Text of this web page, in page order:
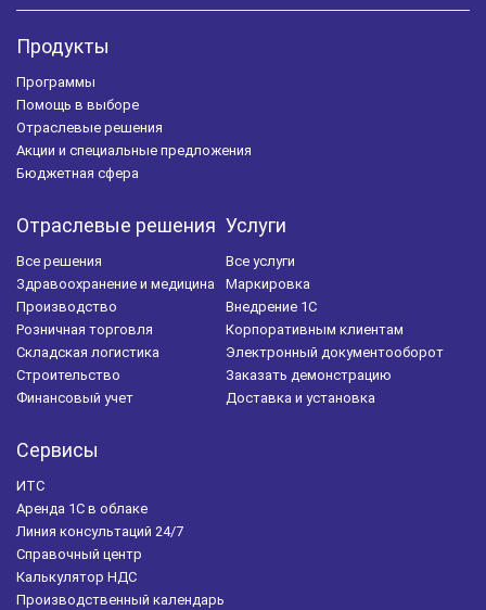
Продукты
Программы
Помощь в выборе
Отраслевые решения
Акции и специальные предложения
Бюджетная сфера
Отраслевые решения
Все решения
Здравоохранение и медицина
Производство
Розничная торговля
Складская логистика
Строительство
Финансовый учет
Услуги
Все услуги
Маркировка
Внедрение 1С
Корпоративным клиентам
Электронный документооборот
Заказать демонстрацию
Доставка и установка
Сервисы
ИТС
Аренда 1С в облаке
Линия консультаций 24/7
Справочный центр
Калькулятор НДС
Производственный календарь